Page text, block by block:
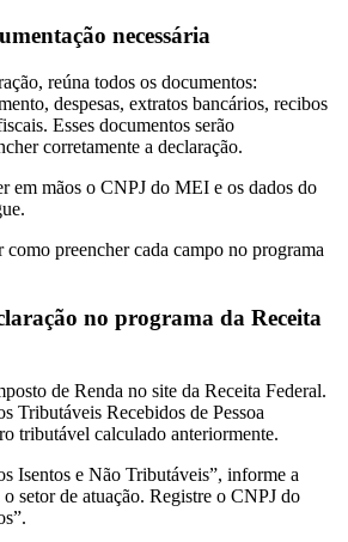
necessária
reúna todos os documentos:
despesas, extratos bancários, recibos
Esses documentos serão
corretamente a declaração.
em mãos o CNPJ do MEI e os dados do
preencher cada campo no programa
no programa da Receita
de Renda no site da Receita Federal.
Tributáveis Recebidos de Pessoa
tributável calculado anteriormente.
Isentos e Não Tributáveis”, informe a
setor de atuação. Registre o CNPJ do